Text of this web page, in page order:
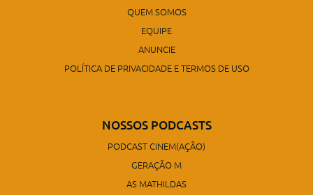
QUEM SOMOS
EQUIPE
ANUNCIE
POLÍTICA DE PRIVACIDADE E TERMOS DE USO
NOSSOS PODCASTS
PODCAST CINEM(AÇÃO)
GERAÇÃO M
AS MATHILDAS